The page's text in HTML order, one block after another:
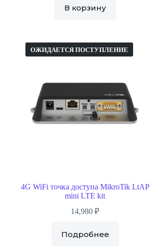
В корзину
ОЖИДАЕТСЯ ПОСТУПЛЕНИЕ
4G WiFi точка доступа MikroTik LtAP
mini LTE kit
14,980₽
Подробнее